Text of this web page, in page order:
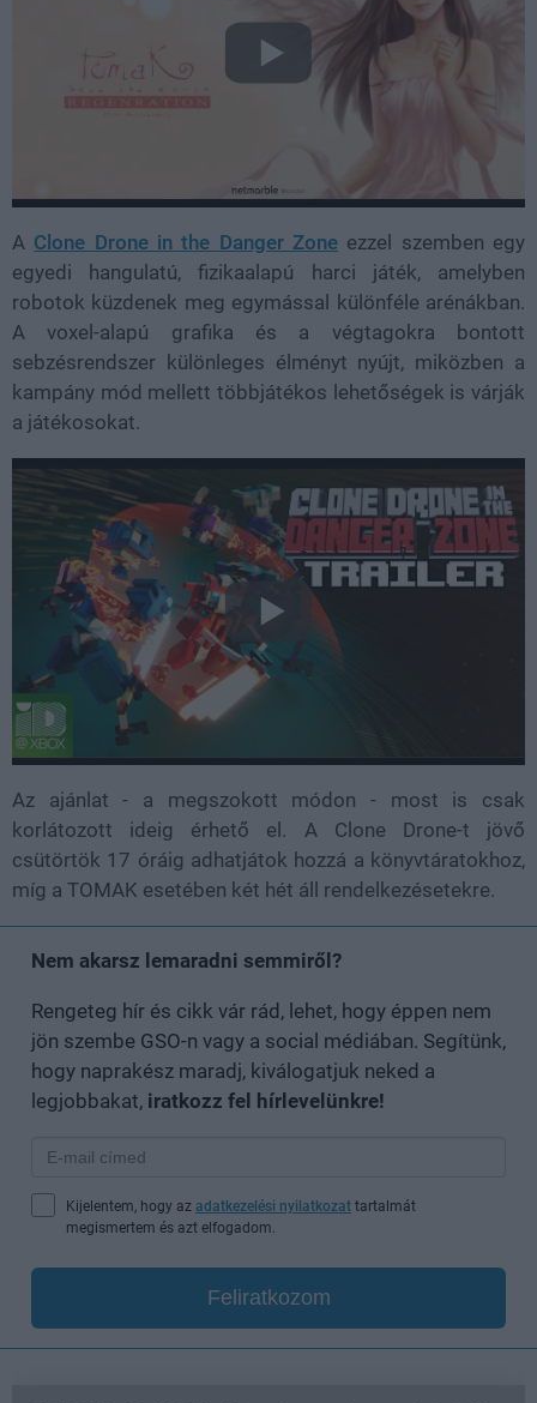
A Clone Drone in the Danger Zone ezzel szemben egy
egyedi hangulatú, fizikaalapú harci játék, amelyben
robotok küzdenek meg egymással különféle arénákban.
A voxel-alapú grafika és a végtagokra bontott
sebzésrendszer különleges élményt nyújt, miközben a
kampány mód mellett többjátékos lehetőségek is várják
a játékosokat.
Az ajánlat - a megszokott módon - most is csak
korlátozott ideig érhető el. A Clone Drone-t jövő
csütörtök 17 óráig adhatjátok hozzá a könyvtáratokhoz,
míg a TOMAK esetében két hét áll rendelkezésetekre.
Nem akarsz lemaradni semmiről?
Rengeteg hír és cikk vár rád, lehet, hogy éppen nem
jön szembe GSO-n vagy a social médiában. Segítünk,
hogy naprakész maradj, kiválogatjuk neked a
legjobbakat, iratkozz fel hírlevelünkre!
Kijelentem, hogy az adatkezelési nyilatkozat tartalmát
megismertem és azt elfogadom.
Feliratkozom